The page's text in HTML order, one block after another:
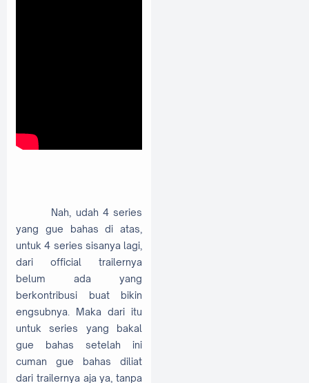
Nah, udah 4 series
yang gue bahas di atas,
untuk 4 series sisanya lagi,
dari official trailernya
belum ada yang
berkontribusi buat bikin
engsubnya. Maka dari itu
untuk series yang bakal
gue bahas setelah ini
cuman gue bahas diliat
dari trailernya aja ya, tanpa